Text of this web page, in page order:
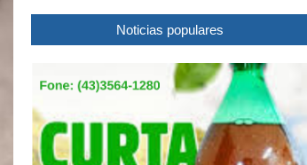
Noticias populares